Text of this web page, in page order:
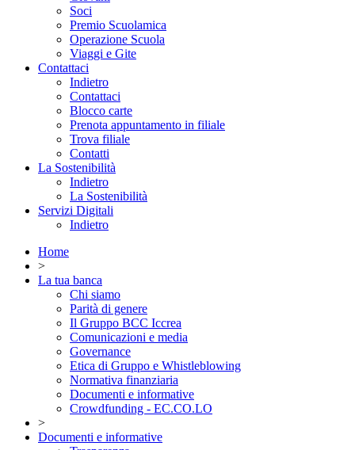
Soci
Premio Scuolamica
Operazione Scuola
Viaggi e Gite
Contattaci
Indietro
Contattaci
Blocco carte
Prenota appuntamento in filiale
Trova filiale
Contatti
La Sostenibilità
Indietro
La Sostenibilità
Servizi Digitali
Indietro
Home
>
La tua banca
Chi siamo
Parità di genere
Il Gruppo BCC Iccrea
Comunicazioni e media
Governance
Etica di Gruppo e Whistleblowing
Normativa finanziaria
Documenti e informative
Crowdfunding - EC.CO.LO
>
Documenti e informative